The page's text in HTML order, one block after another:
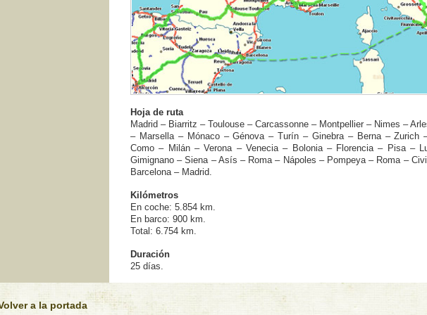
Hoja de ruta
Madrid – Biarritz – Toulouse – Carcassonne – Montpellier – Nimes –
– Marsella – Mónaco – Génova – Turí­n – Ginebra – Berna – Zurich
Como – Milán – Verona – Venecia – Bolonia – Florencia – Pisa –
Gimignano – Siena – Así­s – Roma – Nápoles – Pompeya – Roma –
Barcelona – Madrid.
Kilómetros
En coche: 5.854 km.
En barco: 900 km.
Total: 6.754 km.
Duración
25 dí­as.
a la portada